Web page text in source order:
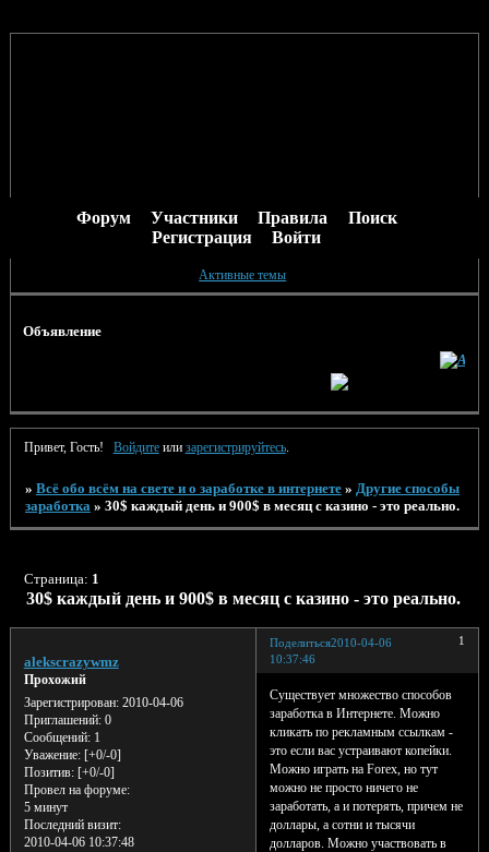
Форум Участники Правила
Поиск
Регистрация
Войти
Активные темы
Объявление
Привет, Гость! Войдитеили зарегистрируйтесь.
» Всё обо всём на свете и о заработке в интернете » Другие способы
заработка » 30$ каждый день и 900$ в месяц с казино - это реально.
30$ каждый день и 900$ в месяц с казино - это реально.
Страница: 1
Поделиться 1
2010-04-06
10:37:46
alekscrazywmz
Прохожий
Зарегистрирован: 2010-04-06
Приглашений:0
Сообщений:1
Уважение: [+0/-0]
Позитив: [+0/-0]
Провел на форуме:
5 минут
Последний визит:
2010-04-06 10:37:48
Существует множество способов
заработка в Интернете. Можно
кликать по рекламным ссылкам -
это если вас устраивают копейки.
Можно играть на Forex, но тут
можно не просто ничего не
заработать, а и потерять, причем не
доллары, а сотни и тысячи
долларов. Можно участвовать в